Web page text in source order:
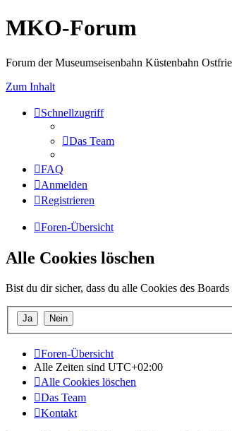
MKO-Forum
Forum der Museumseisenbahn Küstenbahn
Zum Inhalt
Schnellzugriff
Das Team
FAQ
Anmelden
Registrieren
Foren-Übersicht
Alle Cookies löschen
Bist du dir sicher, dass du alle Cookies des Boards
Foren-Übersicht
Alle Zeiten sind UTC+02:00
Alle Cookies löschen
Das Team
Kontakt